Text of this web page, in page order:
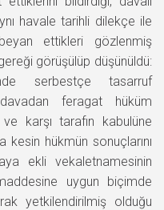
havale tarihli dilekçe ile
ettikleri gözlenmiş
görüşülüp düşünüldü:
serbestçe tasarruf
feragat hüküm
karşı tarafın kabulüne
kesin hükmün sonuçlarını
ekli vekaletnamesinin
uygun biçimde
yetkilendirilmiş olduğu